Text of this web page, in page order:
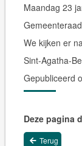
Maandag 23
We kijken er
Sint-Agatha-
Gepubliceerd
Deze pagina
Terug